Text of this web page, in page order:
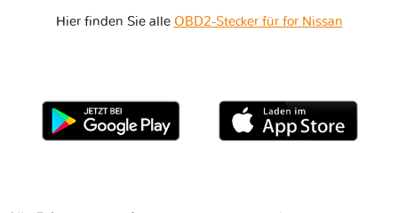
Hier finden Sie alle OBD2-Stecker für for Nissan